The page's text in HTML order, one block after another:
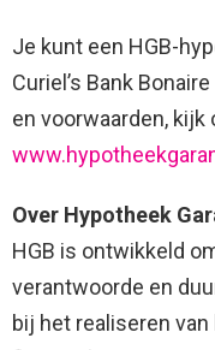
Je kunt een HGB-
Curiel’s Bank
en voorwaarden, kijk
Over Hypotheek
HGB is ontwikkeld
verantwoorde en
bij het realiseren